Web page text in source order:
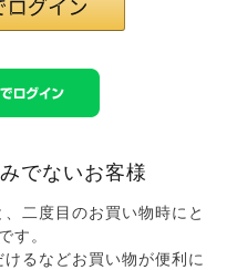
でないお客様
二度目のお買い物時にと
す。
るなどお買い物が便利に